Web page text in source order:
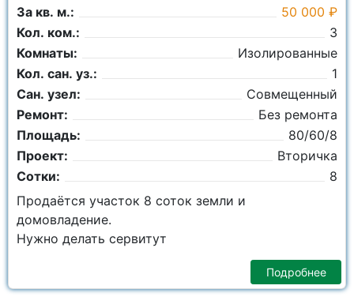
За кв. м.:
50 000 ₽
Кол. ком.:
3
Комнаты:
Изолированные
Кол. сан. уз.:
1
Сан. узел:
Совмещенный
Ремонт:
Без ремонта
Площадь:
80/60/8
Проект:
Вторичка
Сотки:
8
Продаётся участок 8 соток земли и
домовладение.
Нужно делать сервитут
Подробнее